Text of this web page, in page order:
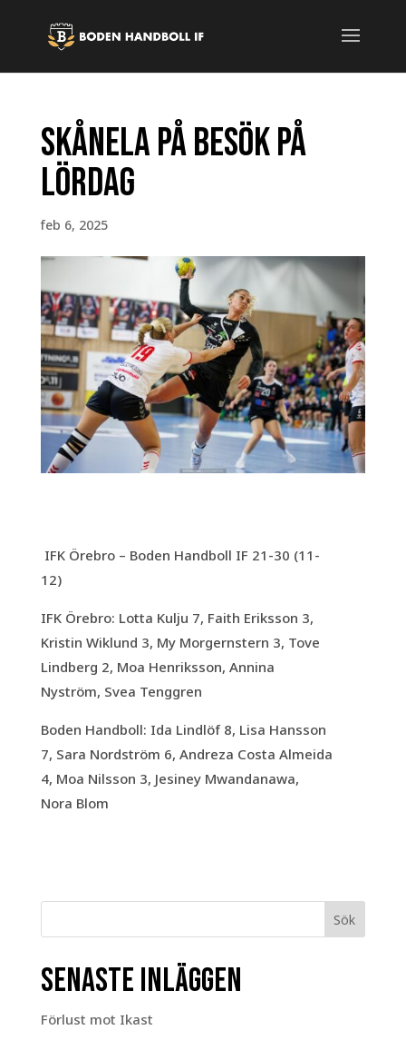
Skånela på besök på
lördag
feb 6, 2025
IFK Örebro – Boden Handboll IF 21-30 (11-
12)
IFK Örebro: Lotta Kulju 7, Faith Eriksson 3,
Kristin Wiklund 3, My Morgernstern 3, Tove
Lindberg 2, Moa Henriksson, Annina
Nyström, Svea Tenggren
Boden Handboll: Ida Lindlöf 8, Lisa Hansson
7, Sara Nordström 6, Andreza Costa Almeida
4, Moa Nilsson 3, Jesiney Mwandanawa,
Nora Blom
Sök
Senaste inläggen
Förlust mot Ikast